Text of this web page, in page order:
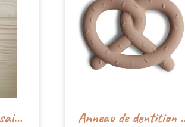
Bougies d’anniversaire en cire d’abeille Anneau